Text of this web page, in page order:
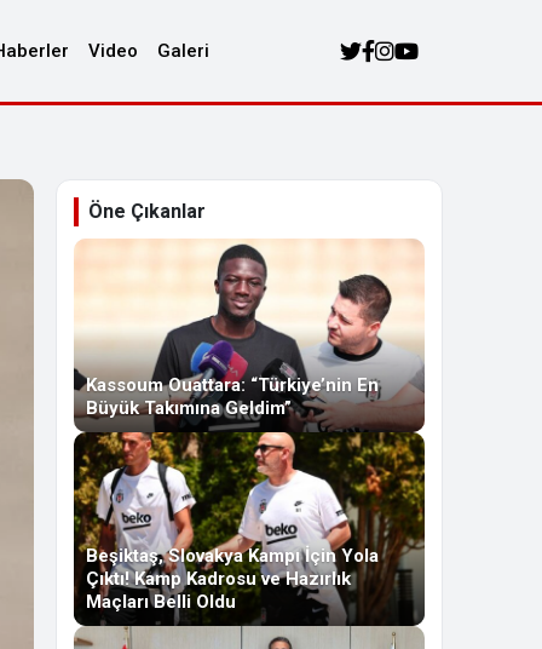
Video Galeri
Öne Çıkanlar
Kassoum Ouattara: “Türkiye’nin En
Büyük Takımına Geldim”
Beşiktaş, Slovakya Kampı İçin Yola
Çıktı! Kamp Kadrosu ve Hazırlık
Maçları Belli Oldu